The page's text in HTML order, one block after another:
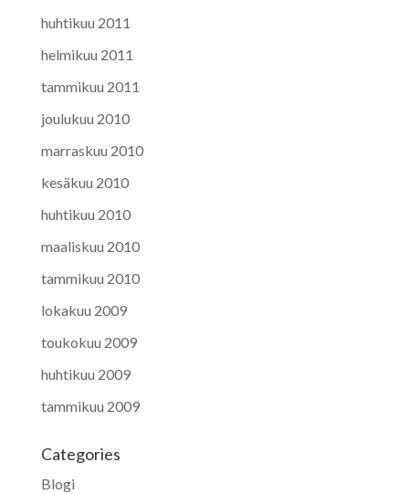
huhtikuu 2011
helmikuu 2011
tammikuu 2011
joulukuu 2010
marraskuu 2010
kesäkuu 2010
huhtikuu 2010
maaliskuu 2010
tammikuu 2010
lokakuu 2009
toukokuu 2009
huhtikuu 2009
tammikuu 2009
Categories
Blogi